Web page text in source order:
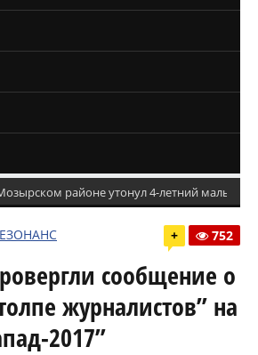
районе утонул 4-летний мальчик
+ 752
сообщение о
журналистов” на
2017”